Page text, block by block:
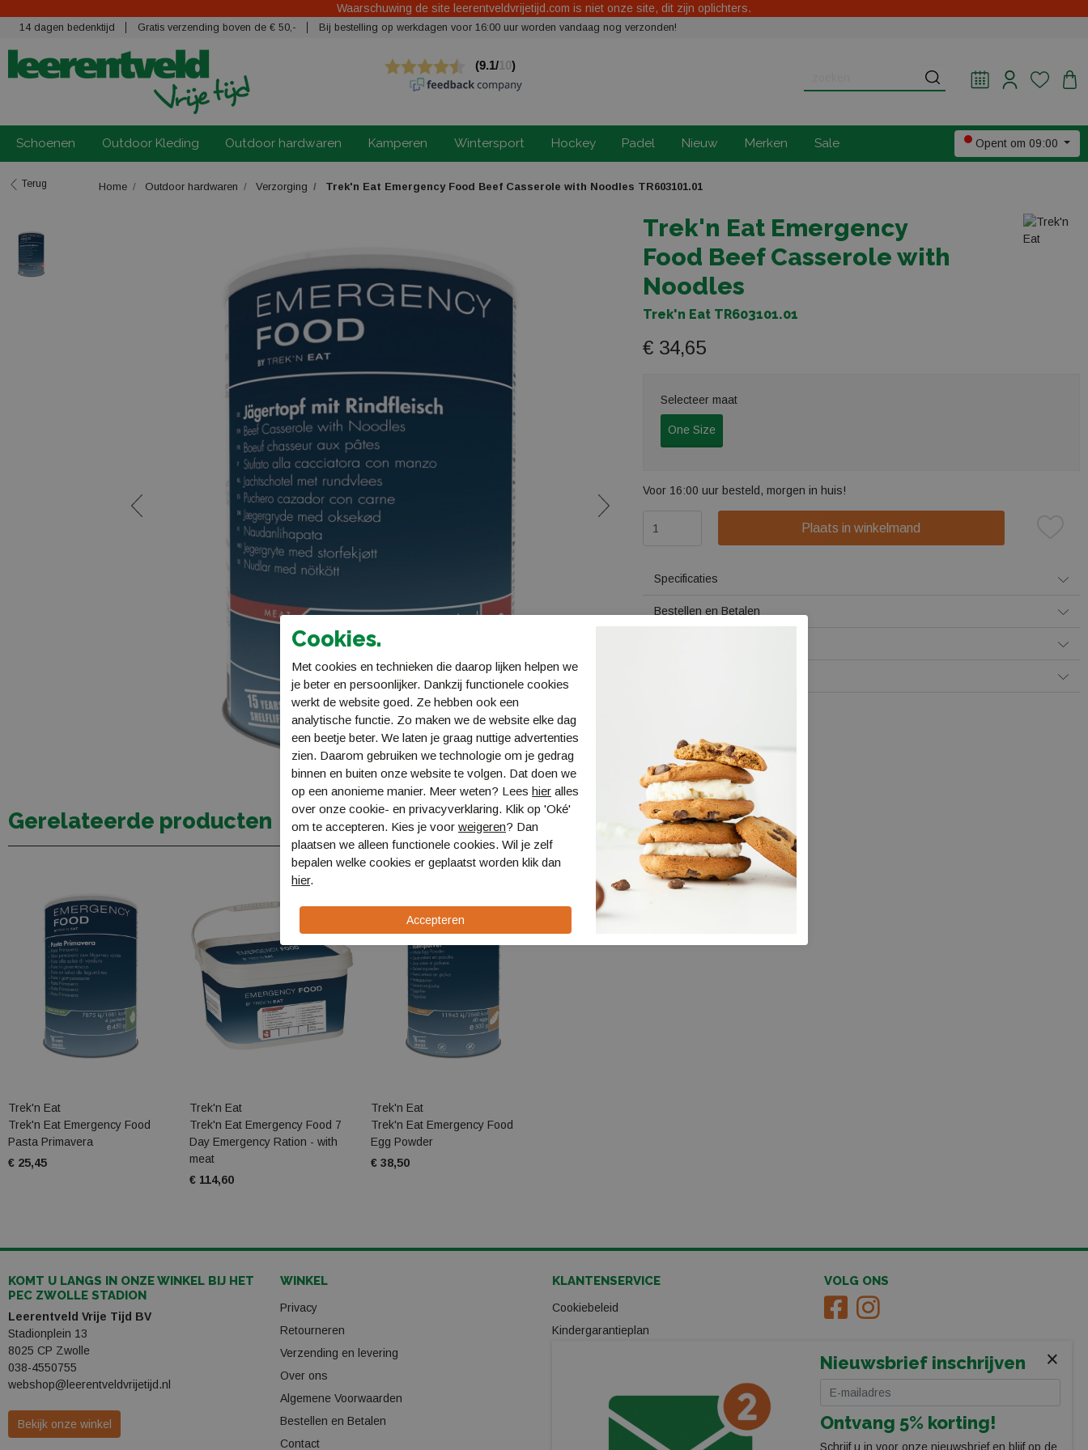
Waarschuwing de site leerentveldvrijetijd.com is niet onze site, dit zijn oplichters.
14 dagen bedenktijd Gratis verzending boven de € 50,- Bij bestelling op werkdagen voor 16:00 uur worden vandaag nog verzonden!
Schoenen Outdoor Kleding Outdoor hardwaren Kamperen Wintersport Hockey Padel Nieuw Merken Sale Opent om 09:00
Terug Home Outdoor hardwaren Verzorging Trek'n Eat Emergency Food Beef Casserole with Noodles TR603101.01
Trek'n Eat Emergency
Food Beef Casserole with
Noodles
Trek'n Eat TR603101.01
€ 34,65
Selecteer maat
One Size
Voor 16:00 uur besteld, morgen in huis!
Plaats in winkelmand
Specificaties
Bestellen en Betalen
Gerelateerde producten
Trek'n Eat
Trek'n Eat Emergency Food
Pasta Primavera
€ 25,45
Trek'n Eat
Trek'n Eat Emergency Food 7
Day Emergency Ration - with
meat
€ 114,60
Trek'n Eat
Trek'n Eat Emergency Food
Egg Powder
€ 38,50
KOMT U LANGS IN ONZE WINKEL BIJ HET
PEC ZWOLLE STADION
Leerentveld Vrije Tijd BV
Stadionplein 13
8025 CP Zwolle
038-4550755
webshop@leerentveldvrijetijd.nl
Bekijk onze winkel
WINKEL
Privacy
Retourneren
Verzending en levering
Over ons
Algemene Voorwaarden
Bestellen en Betalen
Contact
KLANTENSERVICE
Cookiebeleid
Kindergarantieplan
Ski/Snowboard onderhoud
VOLG ONS
×
Nieuwsbrief inschrijven
Ontvang 5% korting!
Schrijf u in voor onze nieuwsbrief en blijf op de
Cookies.
Met cookies en technieken die daarop lijken helpen we
je beter en persoonlijker. Dankzij functionele cookies
werkt de website goed. Ze hebben ook een
analytische functie. Zo maken we de website elke dag
een beetje beter. We laten je graag nuttige advertenties
zien. Daarom gebruiken we technologie om je gedrag
binnen en buiten onze website te volgen. Dat doen we
op een anonieme manier. Meer weten? Lees hier alles
over onze cookie- en privacyverklaring. Klik op 'Oké'
om te accepteren. Kies je voor weigeren? Dan
plaatsen we alleen functionele cookies. Wil je zelf
bepalen welke cookies er geplaatst worden klik dan
hier.